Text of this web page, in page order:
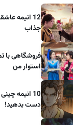
12 انیمه
جذاب
فروشگاهی با
استوار من
10 انیمه
دست بدهید!